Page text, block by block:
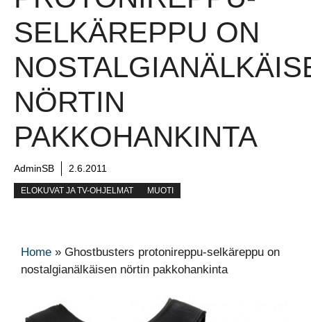
SELKÄREPPU ON
NÖRTIN
PAKKOHANKINTA
AdminSB 2.6.2011
ELOKUVAT JA TV-OHJELMAT MUOTI
Home » Ghostbusters protonireppu-selkäreppu on
nostalgianälkäisen nörtin pakkohankinta